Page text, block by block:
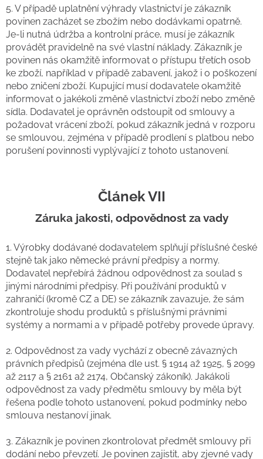
5. V případě uplatnění výhrady vlastnictví je zákazník
povinen zacházet se zbožím nebo dodávkami opatrně.
Je-li nutná údržba a kontrolní práce, musí je zákazník
provádět pravidelně na své vlastní náklady. Zákazník je
povinen nás okamžitě informovat o přístupu třetích osob
ke zboží, například v případě zabavení, jakož i o poškození
nebo zničení zboží. Kupující musí dodavatele okamžitě
informovat o jakékoli změně vlastnictví zboží nebo změně
sídla. Dodavatel je oprávněn odstoupit od smlouvy a
požadovat vrácení zboží, pokud zákazník jedná v rozporu
se smlouvou, zejména v případě prodlení s platbou nebo
porušení povinnosti vyplývající z tohoto ustanovení.
Článek VII
Záruka jakosti, odpovědnost za vady
1. Výrobky dodávané dodavatelem splňují příslušné české
stejně tak jako německé právní předpisy a normy.
Dodavatel nepřebírá žádnou odpovědnost za soulad s
jinými národními předpisy. Při používání produktů v
zahraničí (kromě CZ a DE) se zákazník zavazuje, že sám
zkontroluje shodu produktů s příslušnými právními
systémy a normami a v případě potřeby provede úpravy.
2. Odpovědnost za vady vychází z obecně závazných
právních předpisů (zejména dle ust. § 1914 až 1925, § 2099
až 2117 a § 2161 až 2174, Občanský zákoník). Jakákoli
odpovědnost za vady předmětu smlouvy by měla být
řešena podle tohoto ustanovení, pokud podmínky nebo
smlouva nestanoví jinak.
3. Zákazník je povinen zkontrolovat předmět smlouvy při
dodání nebo převzetí. Je povinen zajistit, aby zjevné vady